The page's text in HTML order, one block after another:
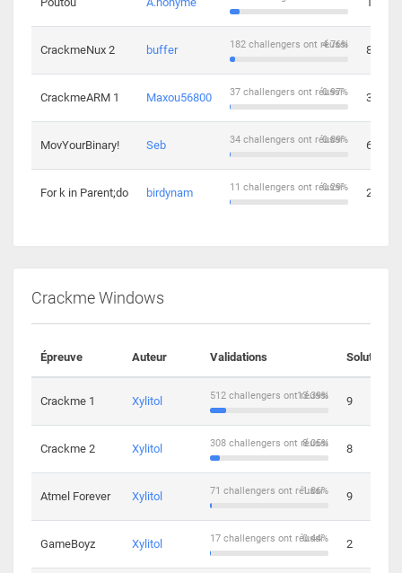
CrackmeNux 2 buffer 4.76%
182 challengers ont réussi 8
CrackmeARM 1 Maxou56800 0.97%
37 challengers ont réussi 3
MovYourBinary! Seb 0.89%
34 challengers ont réussi 6
For k in Parent;do birdynam 0.29%
11 challengers ont réussi 2
Crackme Windows
Épreuve Auteur Validations Solutions
Crackme 1 Xylitol 13.39%
512 challengers ont réussi 9
Crackme 2 Xylitol 8.05%
308 challengers ont réussi 8
Atmel Forever Xylitol 1.86%
71 challengers ont réussi 9
GameBoyz Xylitol 0.44%
17 challengers ont réussi 2